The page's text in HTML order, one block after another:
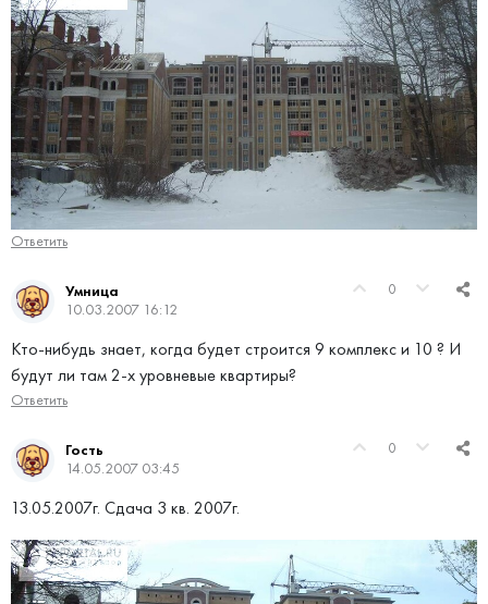
Ответить
0
Умница
10.03.2007 16:12
Кто-нибудь знает, когда будет строится 9 комплекс и 10 ? И
будут ли там 2-х уровневые квартиры?
Ответить
0
Гость
14.05.2007 03:45
13.05.2007г. Сдача 3 кв. 2007г.